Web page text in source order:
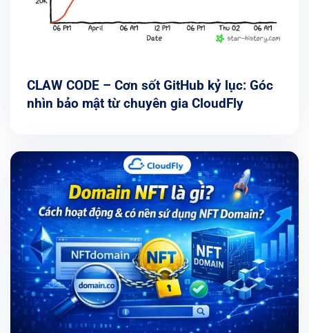
CLAW CODE – Cơn sốt GitHub kỷ lục: Góc
nhìn bảo mật từ chuyên gia CloudFly